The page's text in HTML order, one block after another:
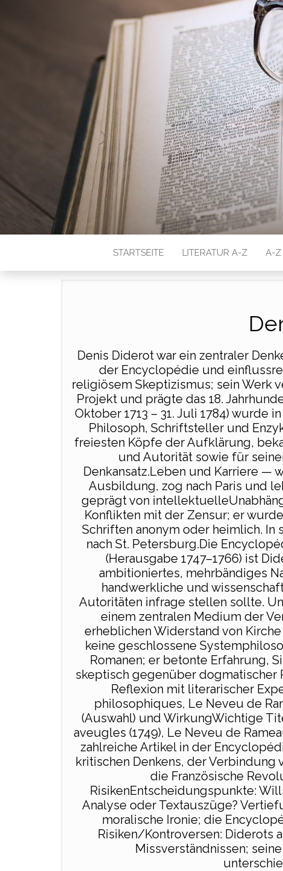
STARTSEITE LITERATUR A-Z A-Z
Denis Diderot war ein zentraler
der Encyclopédie und
religiösem Skeptizismus; sein Werk
Projekt und prägte das 18.
Oktober 1713 – 31. Juli 1784) wurde
Philosoph, Schriftsteller und
freiesten Köpfe der Aufklärung,
und Autorität sowie für
Denkansatz.Leben und Karriere —
Ausbildung, zog nach Paris und
geprägt von
Konflikten mit der Zensur; er
Schriften anonym oder heimlich. In
nach St. Petersburg.Die
(Herausgabe 1747–1766) ist
ambitioniertes, mehrbändiges
handwerkliche und
Autoritäten infrage stellen sollte.
einem zentralen Medium der
erheblichen Widerstand von
keine geschlossene
Romanen; er betonte Erfahrung,
skeptisch gegenüber dogmatischer
Reflexion mit literarischer
philosophiques, Le Neveu de
(Auswahl) und WirkungWichtige
aveugles (1749), Le Neveu de
zahlreiche Artikel in der
kritischen Denkens, der
die Französische
RisikenEntscheidungspunkte:
Analyse oder Textauszüge?
moralische Ironie; die
Risiken/Kontroversen: Diderots
Missverständnissen;